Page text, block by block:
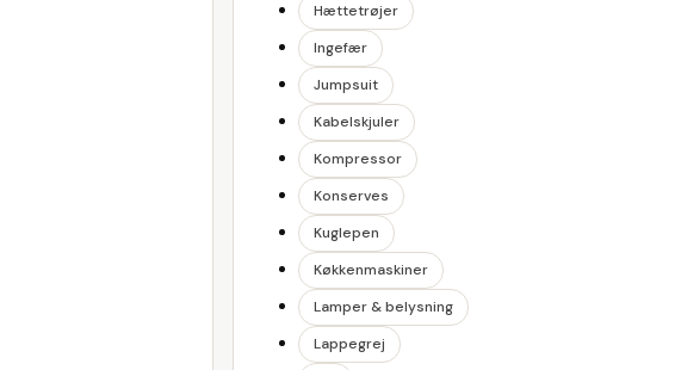
Hættetrøjer
Ingefær
Jumpsuit
Kabelskjuler
Kompressor
Konserves
Kuglepen
Køkkenmaskiner
Lamper & belysning
Lappegrej